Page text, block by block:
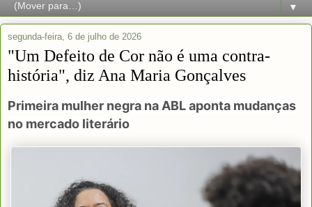
▼
segunda-feira, 6 de julho de 2026
"Um Defeito de Cor não é uma contra-
história", diz Ana Maria Gonçalves
Primeira mulher negra na ABL aponta mudanças
no mercado literário